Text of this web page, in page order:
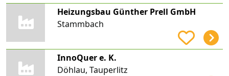
Heizungsbau Günther Prell GmbH
Stammbach
InnoQuer e. K.
Döhlau, Tauperlitz